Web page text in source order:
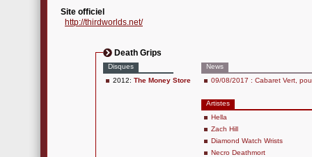
Site officiel
http://thirdworlds.net/
Death Grips
Disques
2012: The Money Store
News
09/08/2017 : Cabaret Vert,
Artistes
Hella
Zach Hill
Diamond Watch Wrists
Necro Deathmort